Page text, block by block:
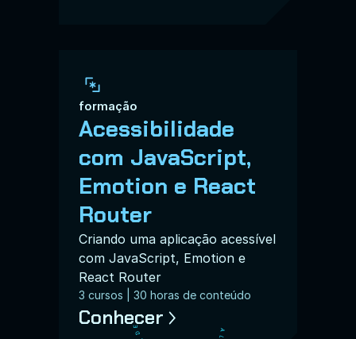
formação
Acessibilidade
com JavaScript,
Emotion e React
Router
Criando uma aplicação acessível
com JavaScript, Emotion e
React Router
3 cursos | 30 horas de conteúdo
Conhecer
D
E
A
L